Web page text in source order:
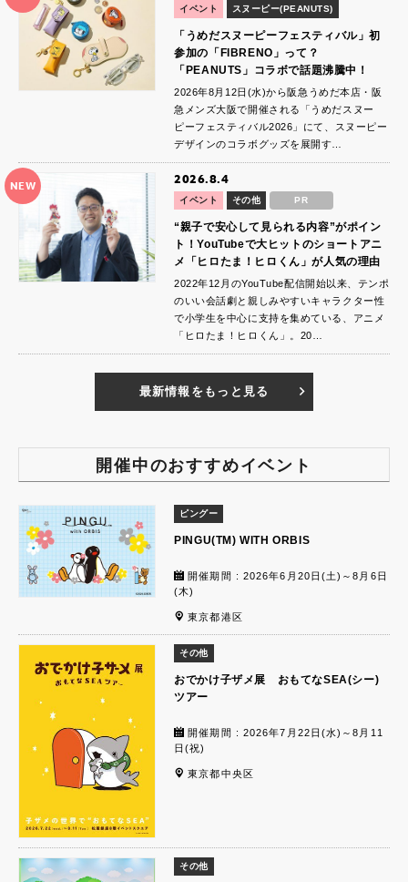
イベント スヌーピー(PEANUTS)
「うめだスヌーピーフェスティバル」初
参加の「FIBRENO」って？
「PEANUTS」コラボで話題沸騰中！
2026年8月12日(水)から阪急うめだ本店・阪
急メンズ大阪で開催される「うめだスヌー
ピーフェスティバル2026」にて、スヌーピー
デザインのコラボグッズを展開す…
NEW 2026.8.4
イベント その他 PR
“親子で安心して見られる内容”がポイン
ト！YouTubeで大ヒットのショートアニ
メ「ヒロたま！ヒロくん」が人気の理由
2022年12月のYouTube配信開始以来、テンポ
のいい会話劇と親しみやすいキャラクター性
で小学生を中心に支持を集めている、アニメ
「ヒロたま！ヒロくん」。20…
最新情報をもっと見る
開催中のおすすめイベント
ピングー
PINGU(TM) WITH ORBIS
開催期間 : 2026年6月20日(土)～8月6日
(木)
東京都港区
その他
おでかけ子ザメ展 おもてなSEA(シー)
ツアー
開催期間 : 2026年7月22日(水)～8月11
日(祝)
東京都中央区
その他